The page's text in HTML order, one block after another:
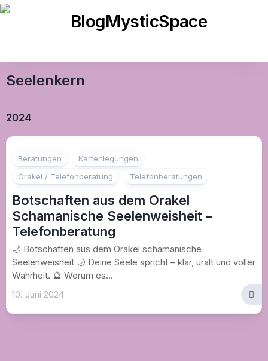
Skip
Seelenkern
2024
Beratungen
Kartenlegungen
Orakel / Telefonberatung
Telefonberatungen
Botschaften aus dem Orakel
Schamanische Seelenweisheit –
Telefonberatung
🌙 Botschaften aus dem Orakel schamanische
Seelenweisheit 🌙 Deine Seele spricht – klar, uralt und voller
Wahrheit. 🔮 Worum es...
10. Juni 2024